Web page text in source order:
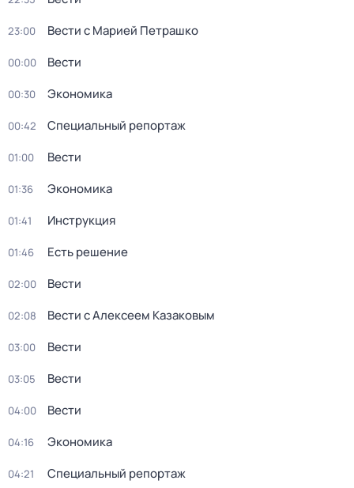
23:00 Вести с Марией Петрашко
00:00 Вести
00:30 Экономика
00:42 Специальный репортаж
01:00 Вести
01:36 Экономика
01:41 Инструкция
01:46 Есть решение
02:00 Вести
02:08 Вести с Алексеем Казаковым
03:00 Вести
03:05 Вести
04:00 Вести
04:16 Экономика
04:21 Специальный репортаж